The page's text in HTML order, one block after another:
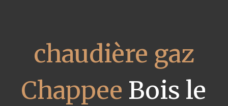
chaudière gaz
Chappee Bois le